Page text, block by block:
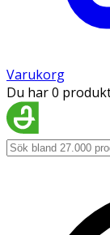
Varukorg
Du har 0